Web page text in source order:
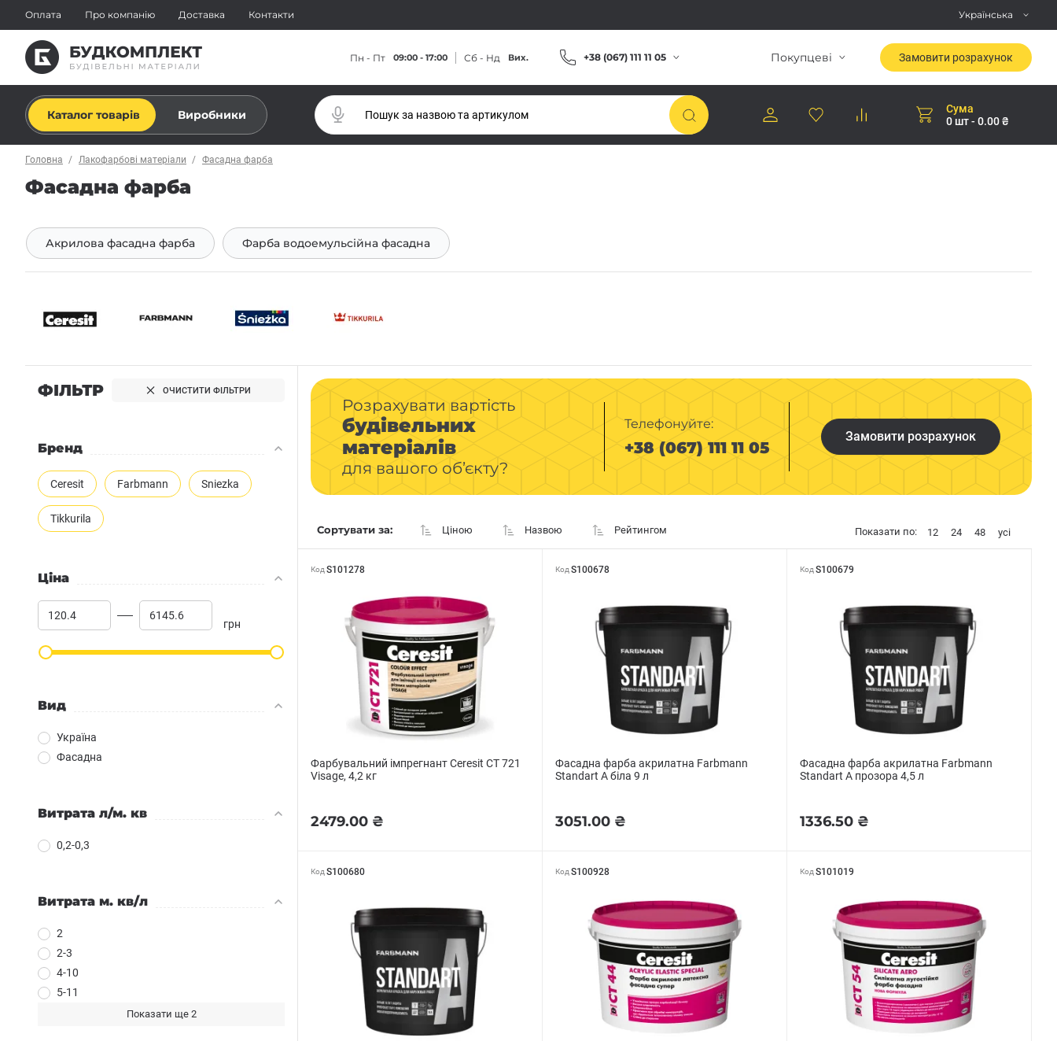
Оплата Про компанію Доставка Контакти Українська
Пн - Пт 09:00 - 17:00 Сб - Нд Вих. +38 (067) 111 11 05 Покупцеві Замовити розрахунок
Каталог товарів Виробники
Сума
0 шт - 0.00 ₴
Головна Лакофарбові матеріали Фасадна фарба
Фасадна фарба
Акрилова фасадна фарба Фарба водоемульсійна фасадна
ФІЛЬТР ОЧИСТИТИ ФІЛЬТРИ
Бренд
Ceresit Farbmann Sniezka
Tikkurila
Ціна
грн
Вид
Україна
Фасадна
Витрата л/м. кв
0,2-0,3
Витрата м. кв/л
2
2-3
4-10
5-11
Показати ще 2
Розрахувати вартість
будівельних
матеріалів
для вашого об’єкту?
Телефонуйте:
+38 (067) 111 11 05
Замовити розрахунок
Сортувати за: Ціною Назвою Рейтингом Показати по: 12 24 48 усі
Код S101278
Фарбувальний імпрегнант Ceresit CT 721
Visage, 4,2 кг
2479.00 ₴
Код S100678
Фасадна фарба акрилатна Farbmann
Standart A біла 9 л
3051.00 ₴
Код S100679
Фасадна фарба акрилатна Farbmann
Standart A прозора 4,5 л
1336.50 ₴
Код S100680 Код S100928 Код S101019